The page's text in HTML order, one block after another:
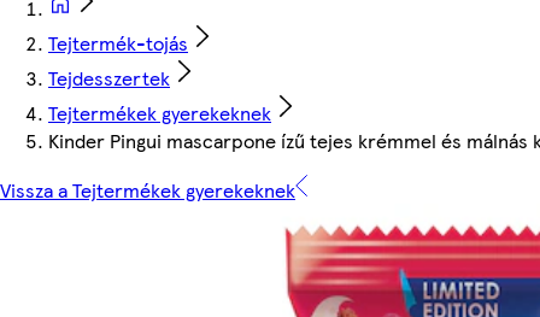
Tejtermék-tojás
Tejdesszertek
Tejtermékek gyerekeknek
Kinder Pingui mascarpone ízű tejes krémmel és
Vissza a Tejtermékek gyerekeknek